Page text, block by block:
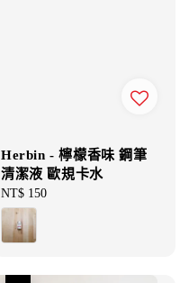
Herbin - 檸檬香味 鋼筆
清潔液 歐規卡水
Regular
price
NT$ 150